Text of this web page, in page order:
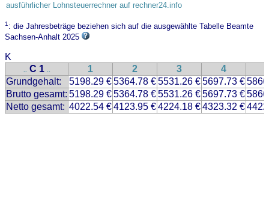
ausführlicher Lohnsteuerrechner auf rechner24.info
1: die Jahresbeträge beziehen sich auf die ausgewählte Tabelle Beamte
Sachsen-Anhalt 2025
K
.. C 1 .. 1 2 3 4
Grundgehalt:
5198.29 €5364.78 €5531.26 €5697.73 €
Brutto gesamt: 5198.29 €5364.78 €5531.26 €5697.73 €
Netto gesamt: 4022.54 €4123.95 €4224.18 €4323.32 €